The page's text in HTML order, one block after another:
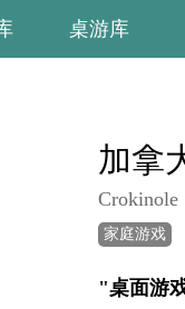
桌游库
加拿
Crokinole
家庭游戏
"桌面游